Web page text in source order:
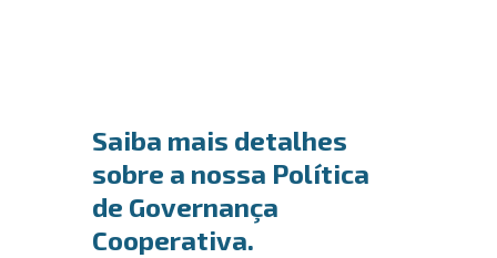
Saiba mais detalhes
sobre a nossa Política
de Governança
Cooperativa.